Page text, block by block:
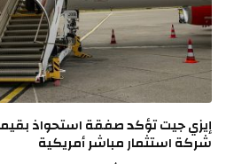
شركة استثمار مباشر أمريكية